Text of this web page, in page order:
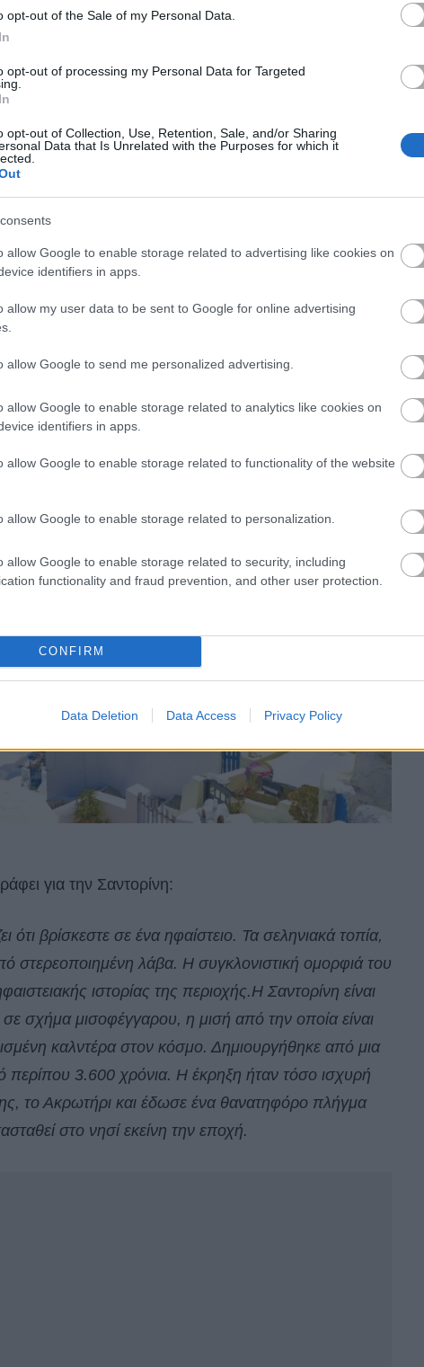
opt-out of the Sale of my Personal Data.
opt-out of processing my Personal Data for Targeted
opt-out of Collection, Use, Retention, Sale, and/or Sharing
Data that Is Unrelated with the Purposes for which it
allow Google to enable storage related to advertising like cookies on
identifiers in apps.
allow my user data to be sent to Google for online advertising
allow Google to send me personalized advertising.
allow Google to enable storage related to analytics like cookies on
identifiers in apps.
allow Google to enable storage related to functionality of the website
allow Google to enable storage related to personalization.
allow Google to enable storage related to security, including
functionality and fraud prevention, and other user protection.
CONFIRM
Data Deletion Data Access Privacy Policy
ελληνικό νησί, έκανε αφιέρωμα το
κλασικό μεσογειακό μέρος διακοπών που βρίσκεται
για την Σαντορίνη:
ότι βρίσκεστε σε ένα ηφαίστειο. Τα σεληνιακά τοπία,
στερεοποιημένη λάβα. Η συγκλονιστική ομορφιά του
ιστορίας της περιοχής.Η Σαντορίνη είναι
σχήμα μισοφέγγαρου, η μισή από την οποία είναι
καλντέρα στον κόσμο. Δημιουργήθηκε από μια
περίπου 3.600 χρόνια. Η έκρηξη ήταν τόσο ισχυρή
το Ακρωτήρι και έδωσε ένα θανατηφόρο πλήγμα
στο νησί εκείνη την εποχή.